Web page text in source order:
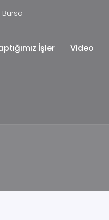
İşler Video